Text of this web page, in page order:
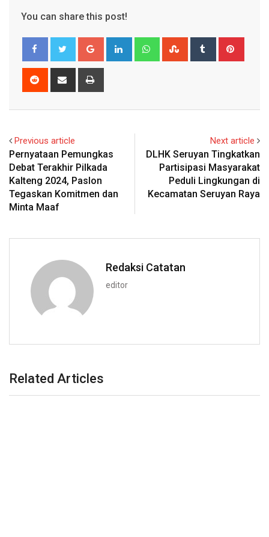
You can share this post!
Google+ LinkedIn WhatsappStumbleUpon
Tumblr
Reddit
Share
Previous article
Pernyataan Pemungkas
Debat Terakhir Pilkada
Kalteng 2024, Paslon
Tegaskan Komitmen dan
Minta Maaf
Next article
DLHK Seruyan Tingkatkan
Partisipasi Masyarakat
Peduli Lingkungan di
Kecamatan Seruyan Raya
Redaksi Catatan
editor
Related Articles